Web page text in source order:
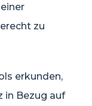
zu
erkunden,
in Bezug auf